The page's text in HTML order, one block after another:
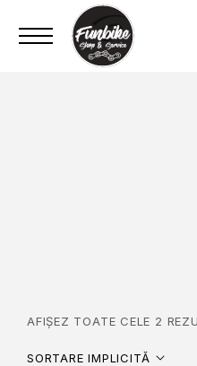
AFIȘEZ TOATE CELE 2
SORTARE IMPLICITĂ